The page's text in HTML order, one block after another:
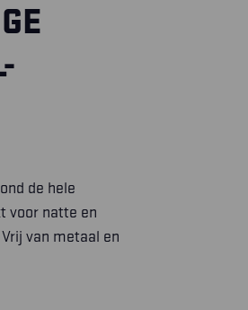
de hele
voor natte en
van metaal en